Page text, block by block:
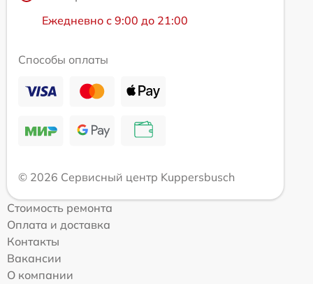
Ежедневно с 9:00 до 21:00
Способы оплаты
© 2026 Сервисный центр Kuppersbusch
Стоимость ремонта
Оплата и доставка
Контакты
Вакансии
О компании